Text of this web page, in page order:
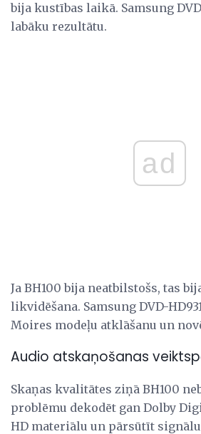
bija kustības laikā. Samsung
labāku rezultātu.
ad
Ja BH100 bija neatbilstošs, tas
likvidēšana. Samsung DVD-
Moires modeļu atklāšanu un
Audio atskaņošanas
Skaņas kvalitātes ziņā BH100
problēmu dekodēt gan Dolby
HD materiālu un pārsūtīt